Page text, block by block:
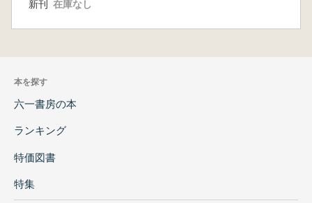
新刊 在庫なし
本を探す
六一書房の本
ランキング
特価図書
特集